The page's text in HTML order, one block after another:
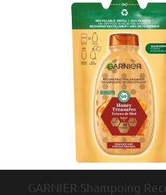
GARNIER Shampoing